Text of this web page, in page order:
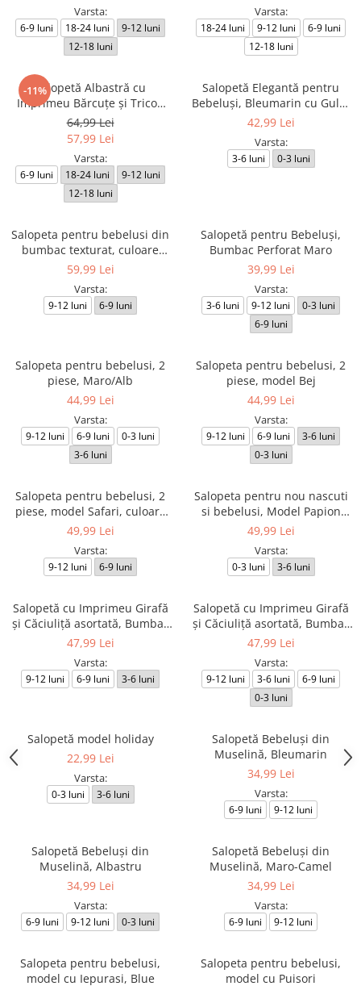
Varsta:
6-9 luni 18-24 luni
9-12 luni
12-18 luni
Varsta:
18-24 luni 9-12 luni
6-9 luni
12-18 luni
-11%Salopetă Albastră cu
Imprimeu Bărcuțe și Tricou
Alb
64,99 Lei
57,99 Lei
Varsta:
6-9 luni 18-24 luni
9-12 luni
12-18 luni
Salopetă Elegantă pentru
Bebeluși, Bleumarin cu Guler
Alb Contrastant
42,99 Lei
Varsta:
3-6 luni 0-3 luni
Salopeta pentru bebelusi din
bumbac texturat, culoare
albastru
59,99 Lei
Varsta:
9-12 luni 6-9 luni
Salopetă pentru Bebeluși,
Bumbac Perforat Maro
39,99 Lei
Varsta:
3-6 luni 9-12 luni
0-3 luni
6-9 luni
Salopeta pentru bebelusi, 2
piese, Maro/Alb
44,99 Lei
Varsta:
9-12 luni 6-9 luni
0-3 luni
3-6 luni
Salopeta pentru bebelusi, 2
piese, model Bej
44,99 Lei
Varsta:
9-12 luni 6-9 luni
3-6 luni
0-3 luni
Salopeta pentru bebelusi, 2
piese, model Safari, culoare
albastru
49,99 Lei
Varsta:
9-12 luni 6-9 luni
Salopeta pentru nou nascuti
si bebelusi, Model Papion
detasabil
49,99 Lei
Varsta:
0-3 luni 3-6 luni
Salopetă cu Imprimeu Girafă
și Căciuliță asortată, Bumbac
Bej
47,99 Lei
Varsta:
9-12 luni 6-9 luni 3-6 luni
Salopetă cu Imprimeu Girafă
și Căciuliță asortată, Bumbac
Alb
47,99 Lei
Varsta:
9-12 luni 3-6 luni
6-9 luni
0-3 luni
Salopetă model holiday
22,99 Lei
Varsta:
0-3 luni 3-6 luni
Salopetă Bebeluşi din
Muselină, Bleumarin
34,99 Lei
Varsta:
6-9 luni 9-12 luni
Salopetă Bebeluşi din
Muselină, Albastru
34,99 Lei
Varsta:
6-9 luni 9-12 luni 0-3 luni
Salopetă Bebeluşi din
Muselină, Maro-Camel
34,99 Lei
Varsta:
6-9 luni 9-12 luni
Salopeta pentru bebelusi,
model cu Iepurasi, Blue
Salopeta pentru bebelusi,
model cu Puisori